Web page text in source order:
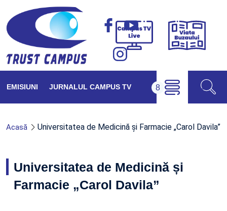
Campus
Viața
EMISIUNI JURNALUL CAMPUS TV
Acasă Universitatea de Medicină și Farmacie „Carol Davila”
Universitatea de Medicină și
Farmacie „Carol Davila”